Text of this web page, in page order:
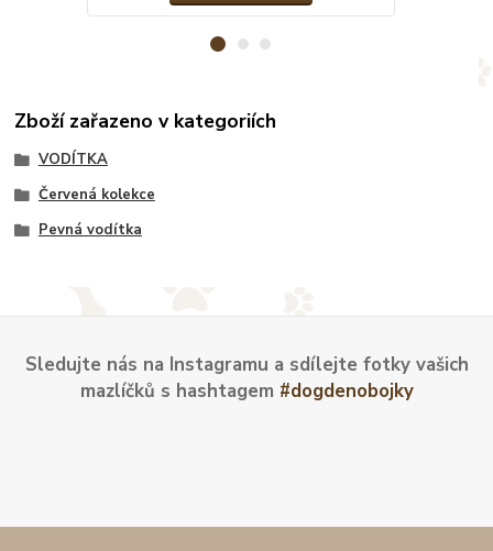
Zboží zařazeno v kategoriích
VODÍTKA
Červená kolekce
Pevná vodítka
Sledujte nás na Instagramu a sdílejte fotky vašich
mazlíčků s hashtagem #dogdenobojky